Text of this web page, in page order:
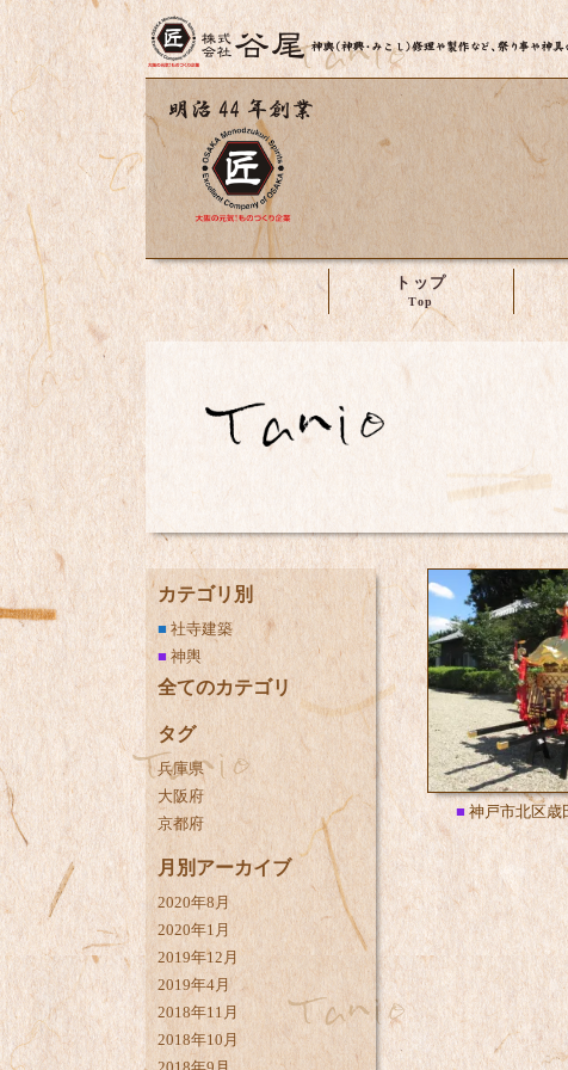
トップ
■神戸市北区歳
カテゴリ別
■ 社寺建築
■ 神輿
全てのカテゴリ
タグ
兵庫県
大阪府
京都府
月別アーカイブ
2020年8月
2020年1月
2019年12月
2019年4月
2018年11月
2018年10月